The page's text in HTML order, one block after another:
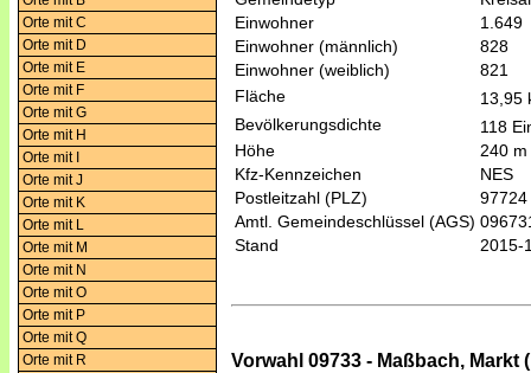
Orte mit C
Orte mit D
Orte mit E
Orte mit F
Orte mit G
Orte mit H
Orte mit I
Orte mit J
Orte mit K
Orte mit L
Orte mit M
Orte mit N
Orte mit O
Orte mit P
Orte mit Q
Orte mit R
Einwohner
1.649
Einwohner (männlich)
828
Einwohner (weiblich)
821
Fläche
13,95
Bevölkerungsdichte
118
Höhe
240 m
Kfz-Kennzeichen
NES
Postleitzahl (PLZ)
97724
Amtl. Gemeindeschlüssel (AGS)
Stand
2015-
Vorwahl 09733 - Maßbach, Markt